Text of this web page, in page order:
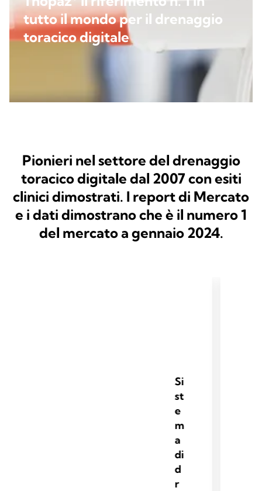
tutto il mondo per il drenaggio
toracico digitale
Pionieri nel settore del drenaggio
toracico digitale dal 2007 con esiti
clinici dimostrati. I report di Mercato
e i dati dimostrano che è il numero 1
del mercato a gennaio 2024.
Si
st
e
m
a
di
d
r